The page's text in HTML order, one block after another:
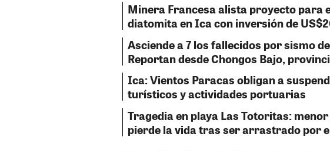
Minera Francesa alista proyecto para
diatomita en Ica con inversión de
Asciende a 7 los fallecidos por sismo
Reportan desde Chongos Bajo,
Ica: Vientos Paracas obligan a
turísticos y actividades portuarias
Tragedia en playa Las Totoritas: menor
pierde la vida tras ser arrastrado por